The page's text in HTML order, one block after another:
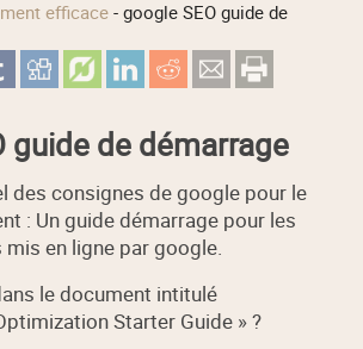
efficace-google SEO guide de
guide de démarrage
des consignes de google pour le
: Un guide démarrage pour les
en ligne par google.
le document intitulé
Starter Guide » ?